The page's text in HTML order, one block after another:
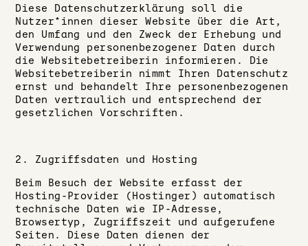
datenschutz
Diese Datenschutzerklärung soll die
Nutzer*innen dieser Website über die Art,
den Umfang und den Zweck der Erhebung und
Verwendung personenbezogener Daten durch
die Websitebetreiberin informieren. Die
Websitebetreiberin nimmt Ihren Datenschutz
ernst und behandelt Ihre personenbezogenen
Daten vertraulich und entsprechend der
gesetzlichen Vorschriften.
2. Zugriffsdaten und Hosting
Beim Besuch der Website erfasst der
Hosting-Provider (Hostinger) automatisch
technische Daten wie IP-Adresse,
Browsertyp, Zugriffszeit und aufgerufene
Seiten. Diese Daten dienen der